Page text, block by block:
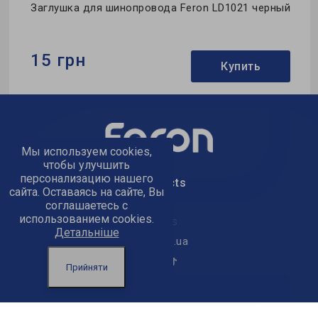
Заглушка для шинопровода Feron LD1021 черный
15 грн Купить
Коллекция:однофазные
text_kontacts
text_golov_ofis
office@feron.ua
Мы используем cookies,
чтобы улучшить
персонализацию нашего
сайта. Оставаясь на сайте, Вы
соглашаетесь с
использованием cookies.
Детальніше
Прийняти